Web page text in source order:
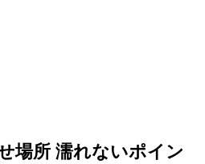
場所 濡れないポイン